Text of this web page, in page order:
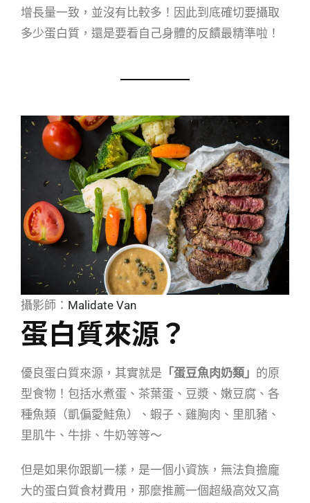
增長量一致，並沒有比較多！因此到底確切要攝取
多少蛋白質，還是要看自己身體的反饋最精準啦！
攝影師： Malidate Van
蛋白質來源？
優良蛋白質來源，其實就是 「蛋豆魚肉奶類」 的原
型食物！包括水煮蛋、茶葉蛋、豆漿、嫩豆腐、各
種魚類（凱偏愛鮭魚）、蝦子、雞胸肉、里肌豬、
里肌牛、牛排、牛奶等等～
但是如果你跟凱一樣，是一個小資族，無法負擔龐
大的蛋白質食材費用，那麼推薦一個超級高效又高